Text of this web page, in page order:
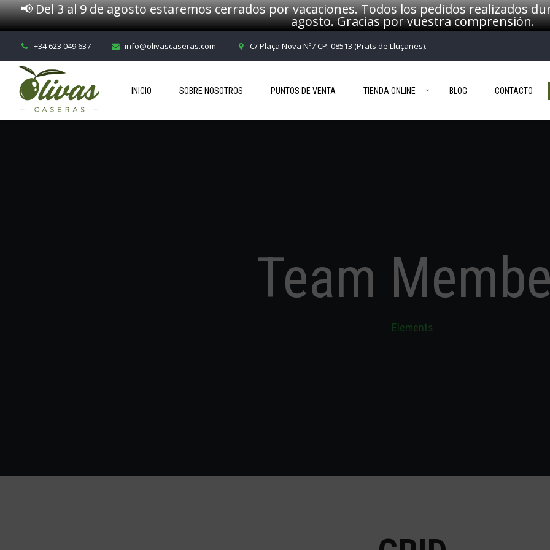
📢 Del 3 al 9 de agosto estaremos cerrados por vacaciones. Todos los pedidos realizados
agosto. Gracias por vuestra comprensión.
+34 623 049 637 info@olivascaseras.com C/ Plaça Nova Nº7 CP: 08513 (Prats de Lluçanes).
INICIO SOBRE NOSOTROS PUNTOS DE VENTA TIENDA ONLINE BLOG CONTACTO
Team
Elements